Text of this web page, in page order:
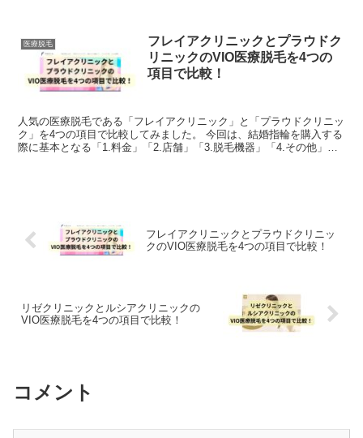
医療脱毛
フレイアクリニックとプラウドク
リニックのVIO医療脱毛を4つの
項目で比較！
人気の医療脱毛である「フレイアクリニック」と「プラウドクリニッ
ク」を4つの項目で比較してみました。 今回は、結婚指輪を購入する
際に基本となる「1.料金」「2.店舗」「3.脱毛機器」「4.その他」を
フレイアクリニックとプラウドクリニッ
クのVIO医療脱毛を4つの項目で比較！
リゼクリニックとルシアクリニックの
VIO医療脱毛を4つの項目で比較！
コメント